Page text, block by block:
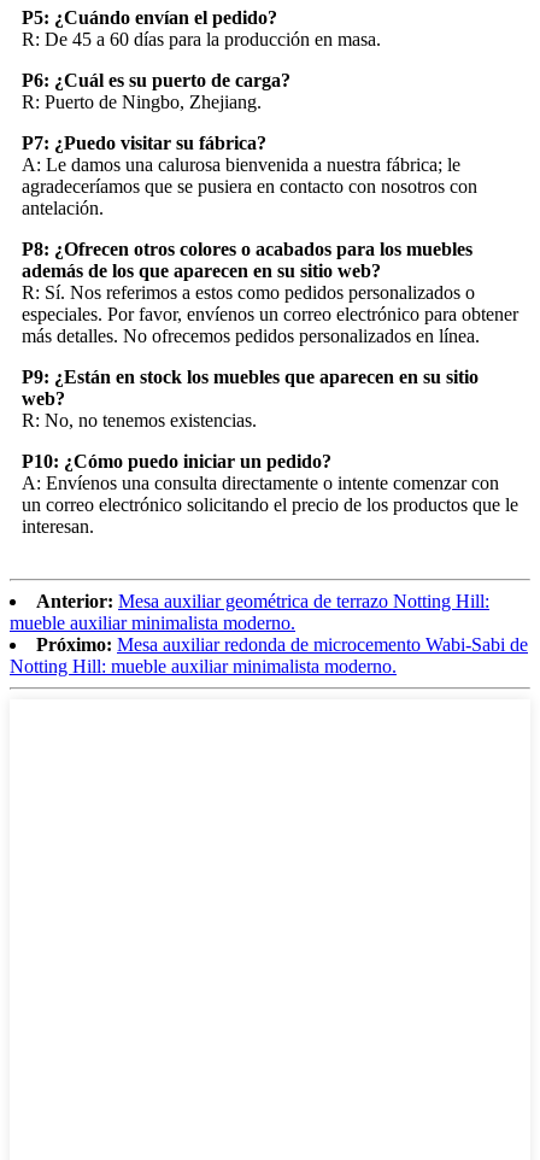
P5: ¿Cuándo envían el pedido?
R: De 45 a 60 días para la producción en masa.
P6: ¿Cuál es su puerto de carga?
R: Puerto de Ningbo, Zhejiang.
P7: ¿Puedo visitar su fábrica?
A: Le damos una calurosa bienvenida a nuestra fábrica; le
agradeceríamos que se pusiera en contacto con nosotros con
antelación.
P8: ¿Ofrecen otros colores o acabados para los muebles
además de los que aparecen en su sitio web?
R: Sí. Nos referimos a estos como pedidos personalizados o
especiales. Por favor, envíenos un correo electrónico para obtener
más detalles. No ofrecemos pedidos personalizados en línea.
P9: ¿Están en stock los muebles que aparecen en su sitio
web?
R: No, no tenemos existencias.
P10: ¿Cómo puedo iniciar un pedido?
A: Envíenos una consulta directamente o intente comenzar con
un correo electrónico solicitando el precio de los productos que le
interesan.
Anterior: Mesa auxiliar geométrica de terrazo Notting Hill:
mueble auxiliar minimalista moderno.
Próximo: Mesa auxiliar redonda de microcemento Wabi-Sabi de
Notting Hill: mueble auxiliar minimalista moderno.